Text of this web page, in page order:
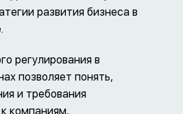
развития бизнеса в
регулирования в
позволяет понять,
и требования
компаниям,